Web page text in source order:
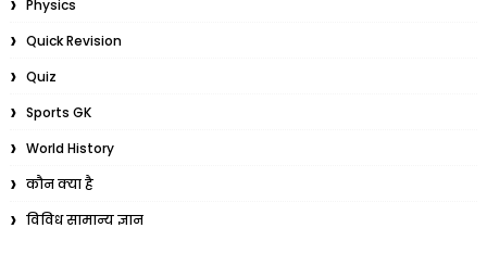
Physics
Quick Revision
Quiz
Sports GK
World History
कौन क्या है
विविध सामान्य ज्ञान